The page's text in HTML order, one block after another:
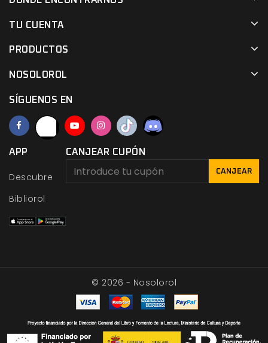
TU CUENTA
PRODUCTOS
NOSOLOROL
SÍGUENOS EN
APP
Descubre
Bibliorol
CANJEAR CUPÓN
CANJEAR
© 2026 - Nosolorol